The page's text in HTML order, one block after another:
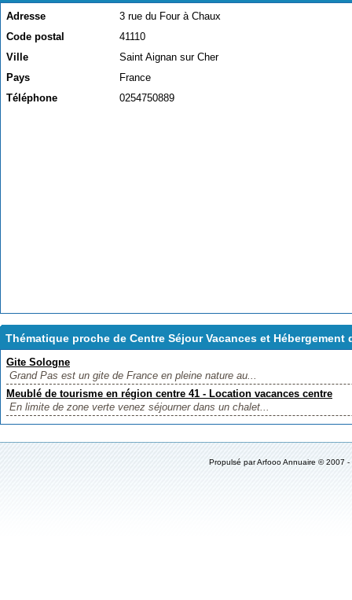
Adresse
3 rue du Four à Chaux
Code postal
41110
Ville
Saint Aignan sur Cher
Pays
France
Téléphone
0254750889
Thématique proche de Centre Séjour Vacances et Hébergement
Gite Sologne
Grand Pas est un gite de France en pleine nature au...
Meublé de tourisme en région centre 41 - Location vacances centre
En limite de zone verte venez séjourner dans un chalet...
Propulsé par Arfooo Annuaire ©